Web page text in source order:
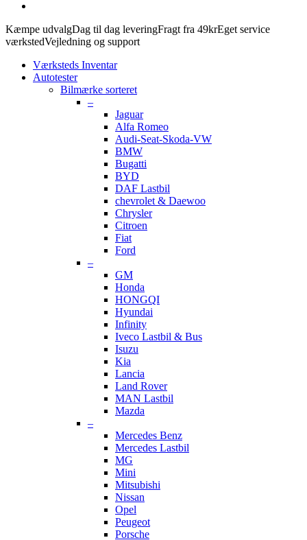
Kæmpe udvalgDag til dag leveringFragt fra 49krEget service
værkstedVejledning og support
Værksteds Inventar
Autotester
Bilmærke sorteret
–
Jaguar
Alfa Romeo
Audi-Seat-Skoda-VW
BMW
Bugatti
BYD
DAF Lastbil
chevrolet & Daewoo
Chrysler
Citroen
Fiat
Ford
–
GM
Honda
HONGQI
Hyundai
Infinity
Iveco Lastbil & Bus
Isuzu
Kia
Lancia
Land Rover
MAN Lastbil
Mazda
–
Mercedes Benz
Mercedes Lastbil
MG
Mini
Mitsubishi
Nissan
Opel
Peugeot
Porsche